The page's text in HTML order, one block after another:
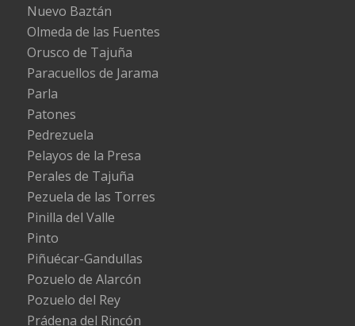
Nuevo Baztán
Olmeda de las Fuentes
Orusco de Tajuña
Paracuellos de Jarama
Parla
Patones
Pedrezuela
Pelayos de la Presa
Perales de Tajuña
Pezuela de las Torres
Pinilla del Valle
Pinto
Piñuécar-Gandullas
Pozuelo de Alarcón
Pozuelo del Rey
Prádena del Rincón